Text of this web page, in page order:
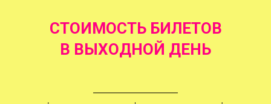
СТОИМОСТЬ БИЛЕТОВ
В ВЫХОДНОЙ ДЕНЬ